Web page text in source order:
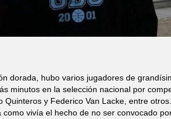
dorada, hubo varios jugadores de
minutos en la selección nacional por
Quinteros y Federico Van Lacke, entre
como vivía el hecho de no ser convocado